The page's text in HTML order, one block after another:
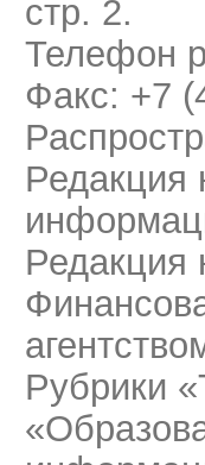
стр. 2.
Телефон
Факс: +7
Редакция
Редакция
Рубрики